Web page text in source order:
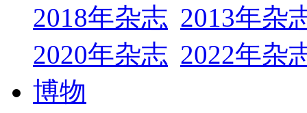
2018年杂志 2013年杂
2020年杂志 2022年杂
博物